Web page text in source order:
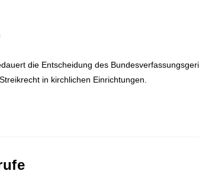
die Entscheidung des
in kirchlichen Einrichtungen.